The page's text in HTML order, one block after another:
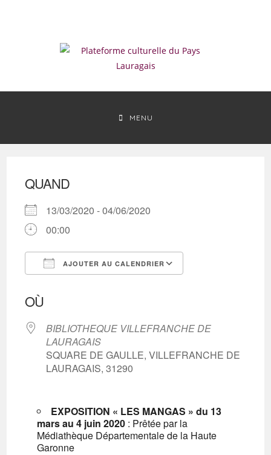
MENU
QUAND
13/03/2020 - 04/06/2020
00:00
AJOUTER AU CALENDRIER
OÙ
BIBLIOTHEQUE VILLEFRANCHE DE
LAURAGAIS
SQUARE DE GAULLE, VILLEFRANCHE DE
LAURAGAIS, 31290
EXPOSITION « LES MANGAS » du 13
mars au 4 juin 2020 : Prêtée par la
Médiathèque Départementale de la Haute
Garonne